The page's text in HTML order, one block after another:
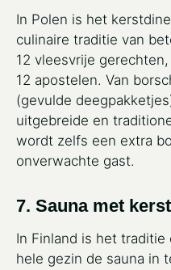
In Polen is het
culinaire traditie van
12 vleesvrije
12 apostelen. Van
(gevulde
uitgebreide en
wordt zelfs een extra
onverwachte gast.
7. Sauna met
In Finland is het
hele gezin de sauna in